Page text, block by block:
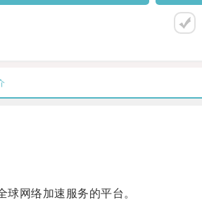
网络加速服务的平台。